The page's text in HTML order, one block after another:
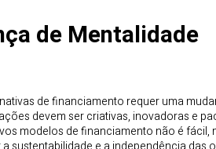
de Mentalidade
de financiamento requer uma
devem ser criativas, inovadoras e
modelos de financiamento não é fácil,